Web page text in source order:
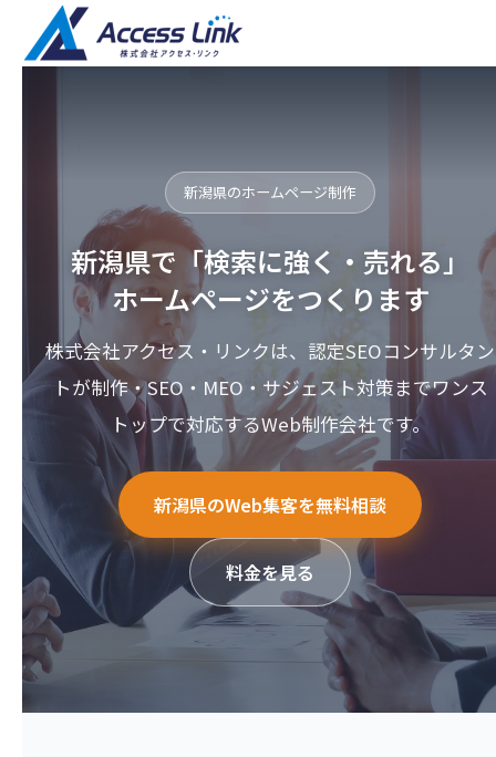
新潟県のホームページ制作
新潟県で「検索に強く・売れる」
ホームページをつくります
株式会社アクセス・リンクは、認定SEOコンサルタン
トが制作・SEO・MEO・サジェスト対策までワンス
トップで対応するWeb制作会社です。
新潟県のWeb集客を無料相談
料金を見る